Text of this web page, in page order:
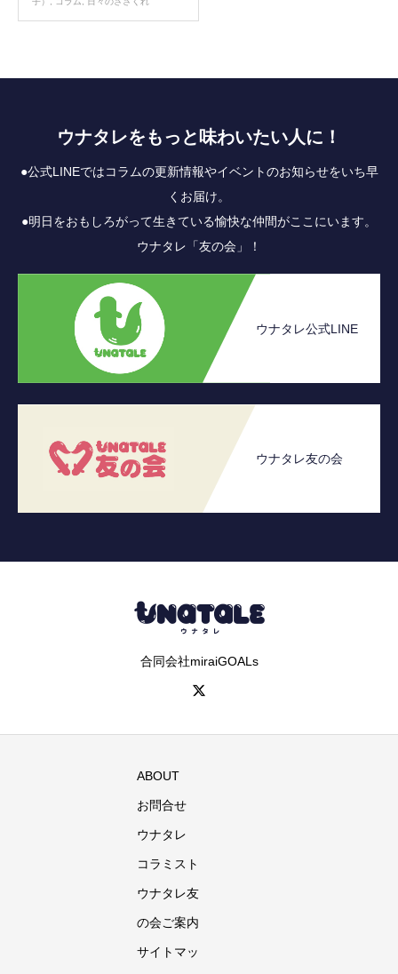
ウナタレをもっと味わいたい人に！
●公式LINEではコラムの更新情報やイベントのお知らせをいち早
くお届け。
●明日をおもしろがって生きている愉快な仲間がここにいます。
ウナタレ「友の会」！
ウナタレ公式LINE
ウナタレ友の会
合同会社miraiGOALs
ABOUT
お問合せ
ウナタレ
コラミスト
ウナタレ友
の会ご案内
サイトマッ